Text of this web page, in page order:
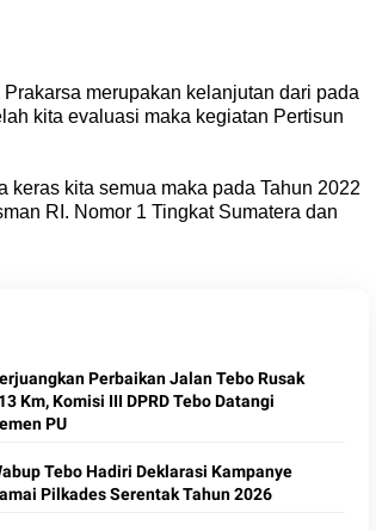
merupakan kelanjutan dari pada
kita evaluasi maka kegiatan Pertisun
kita semua maka pada Tahun 2022
RI. Nomor 1 Tingkat Sumatera dan
Perbaikan Jalan Tebo Rusak
Km, Komisi III DPRD Tebo Datangi
PU
Tebo Hadiri Deklarasi Kampanye
Pilkades Serentak Tahun 2026